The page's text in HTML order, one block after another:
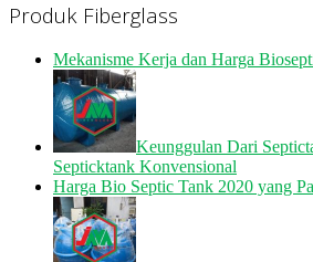
Produk Fiberglass
Mekanisme Kerja dan Harga
Keunggulan Dari
Septicktank Konvensional
Harga Bio Septic Tank 2020 yang